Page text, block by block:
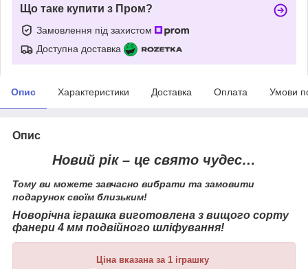
Що таке купити з Пром?
Замовлення під захистом
Доступна доставка
Опис Характеристики Доставка Оплата Умови
Опис
Новий рік – це свято чудес…
Тому ви можете завчасно вибрати та замовити
подарунок своїм близьким!
Новорічна іграшка виготовлена з вищого сорту
фанери 4 мм подвійного шліфування!
Ціна вказана за 1 іграшку